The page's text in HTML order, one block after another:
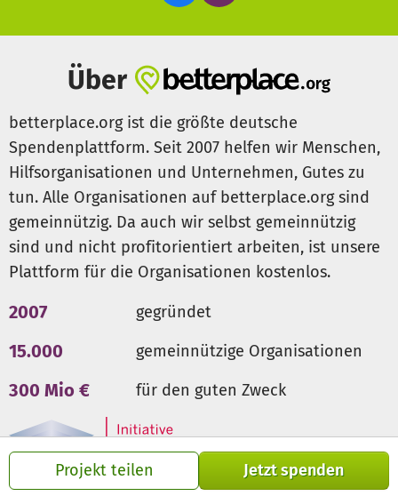
Projekt teilen Jetzt spenden
Vereinsmitglieder leiten die Kinder an. Sie schlüpfen in
historische Gewänder, nutzen alte Werkzeuge, kochen
Wofür werden Ihre Spenden verwendet?
Um dieses Projekt nachhaltig zu gestalten, brauchen wir
Ihre Unterstützung! Jeder Euro fließt in die Camps.
Wer profitiert?Die Kinder unserer Region. Wir
ermöglichen besonders Familien aus sozial schwächeren
Verhältnissen die kostenfreie oder vergünstigte
Teilnahme – Gemeinschaft darf keine Frage des Geldes
sein.
Ausstattung:
Kauf authentischer Wikinger-Zelte für ein
Handwerksmaterial:Kindgerechte Werkzeuge, Holz,
Leder, Wolle und Ton.
Gesunde Lebensmittel für das Kochen am
Lagerfeuer.
historisches Gewand fertigen kann.
Über
betterplace.org ist die größte deutsche
Spendenplattform. Seit 2007 helfen wir Menschen,
Hilfsorganisationen und Unternehmen, Gutes zu
tun. Alle Organisationen auf betterplace.org sind
gemeinnützig. Da auch wir selbst gemeinnützig
sind und nicht profitorientiert arbeiten, ist unsere
Plattform für die Organisationen kostenlos.
2007 gegründet
15.000 gemeinnützige Organisationen
300 Mio € für den guten Zweck